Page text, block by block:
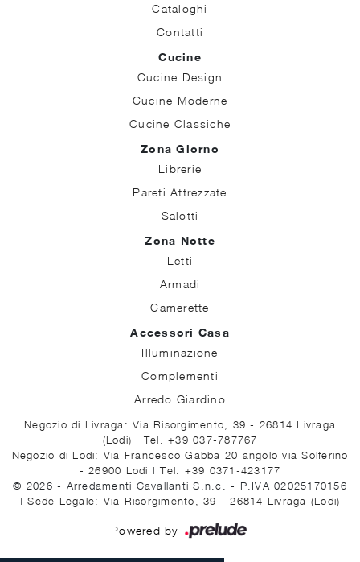
Cataloghi
Contatti
Cucine
Cucine Design
Cucine Moderne
Cucine Classiche
Zona Giorno
Librerie
Pareti Attrezzate
Salotti
Zona Notte
Letti
Armadi
Camerette
Accessori Casa
Illuminazione
Complementi
Arredo Giardino
Negozio di Livraga: Via Risorgimento, 39 - 26814 Livraga
(Lodi) | Tel. +39 037-787767
Negozio di Lodi: Via Francesco Gabba 20 angolo via Solferino
- 26900 Lodi |Tel. +39 0371-423177
© 2026 - Arredamenti Cavallanti S.n.c. - P.IVA 02025170156
|Sede Legale: Via Risorgimento, 39 - 26814 Livraga (Lodi)
Powered by